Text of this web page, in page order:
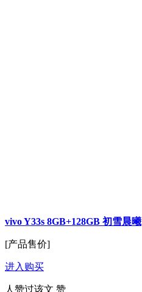
vivo Y33s 8GB+128GB 初雪晨曦
[产品售价]
进入购买
人赞过该文 赞